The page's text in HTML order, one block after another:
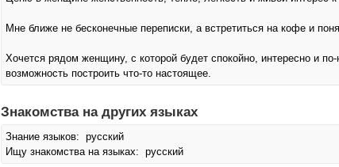
Мне ближе не бесконечные переписки, а встретиться на кофе и
Хочется рядом женщину, с которой будет спокойно, интересно и
возможность построить что-то настоящее.
Знакомства на других языках
Знание языков: русский
Ищу знакомства на языках: русский